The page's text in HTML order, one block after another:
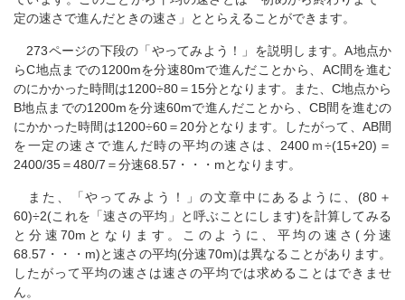
定の速さで進んだときの速さ」ととらえることができます。
273ページの下段の「やってみよう！」を説明します。A地点か
らC地点までの1200mを分速80mで進んだことから、AC間を進む
のにかかった時間は1200÷80＝15分となります。また、C地点から
B地点までの1200mを分速60mで進んだことから、CB間を進むの
にかかった時間は1200÷60＝20分となります。したがって、AB間
を一定の速さで進んだ時の平均の速さは、2400ｍ÷(15+20)＝
2400/35＝480/7＝分速68.57・・・mとなります。
また、「やってみよう！」の文章中にあるように、(80＋
60)÷2(これを「速さの平均」と呼ぶことにします)を計算してみる
と分速70mとなります。このように、平均の速さ(分速
68.57・・・m)と速さの平均(分速70m)は異なることがあります。
したがって平均の速さは速さの平均では求めることはできませ
ん。